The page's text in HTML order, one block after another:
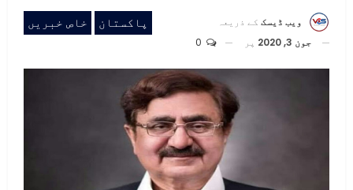
پاکستان خاص خبریں ویب ڈیسک کے ذریعہ
جون 3, 2020
پر